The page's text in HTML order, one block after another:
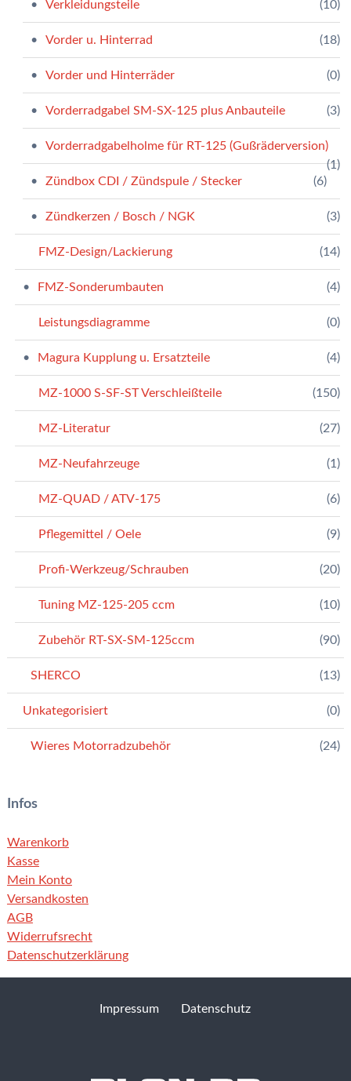
Verkleidungsteile (10)
Vorder u. Hinterrad (18)
Vorder und Hinterräder (0)
Vorderradgabel SM-SX-125 plus Anbauteile (3)
Vorderradgabelholme für RT-125 (Gußräderversion)
(1)
Zündbox CDI / Zündspule / Stecker
(6)
Zündkerzen / Bosch / NGK (3)
FMZ-Design/Lackierung (14)
FMZ-Sonderumbauten (4)
Leistungsdiagramme (0)
Magura Kupplung u. Ersatzteile (4)
MZ-1000 S-SF-ST Verschleißteile (150)
MZ-Literatur (27)
MZ-Neufahrzeuge (1)
MZ-QUAD / ATV-175 (6)
Pflegemittel / Oele (9)
Profi-Werkzeug/Schrauben (20)
Tuning MZ-125-205 ccm (10)
Zubehör RT-SX-SM-125ccm (90)
SHERCO (13)
Unkategorisiert (0)
Wieres Motorradzubehör (24)
Infos
Warenkorb
Kasse
Mein Konto
Versandkosten
AGB
Widerrufsrecht
Datenschutzerklärung
Impressum Datenschutz